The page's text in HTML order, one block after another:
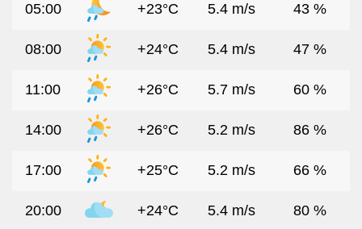
05:00 +23°C 5.4 m/s 43 %
08:00 +24°C 5.4 m/s 47 %
11:00 +26°C 5.7 m/s 60 %
14:00 +26°C 5.2 m/s 86 %
17:00 +25°C 5.2 m/s 66 %
20:00 +24°C 5.4 m/s 80 %